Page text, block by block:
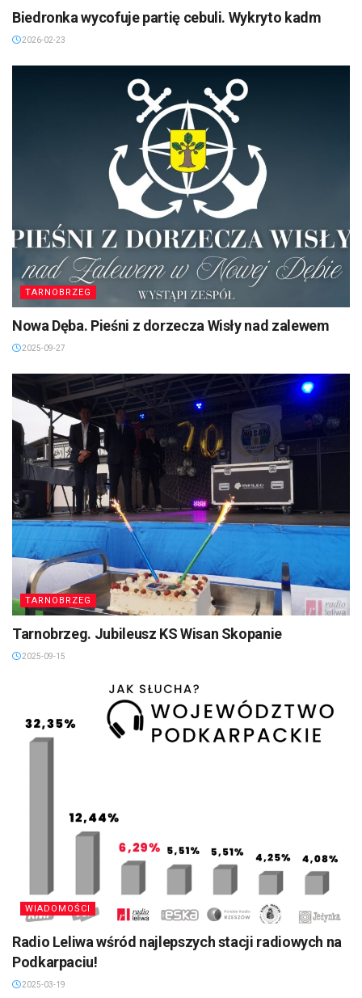
Biedronka wycofuje partię cebuli. Wykryto kadm
2026-02-23
TARNOBRZEG
Nowa Dęba. Pieśni z dorzecza Wisły nad zalewem
2025-09-27
TARNOBRZEG
Tarnobrzeg. Jubileusz KS Wisan Skopanie
2025-09-15
WIADOMOŚCI
Radio Leliwa wśród najlepszych stacji radiowych na
Podkarpaciu!
2025-03-19